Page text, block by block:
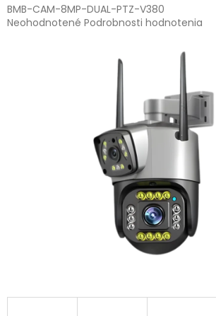
BMB-CAM-8MP-DUAL-PTZ-V380
Priemerné
Neohodnotené Podrobnosti hodnotenia